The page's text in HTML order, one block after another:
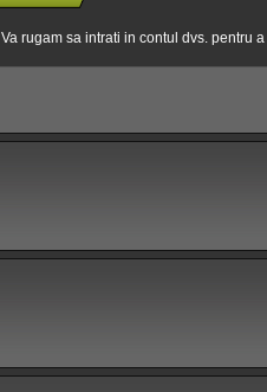
Va rugam sa intrati in contul dvs. pentru